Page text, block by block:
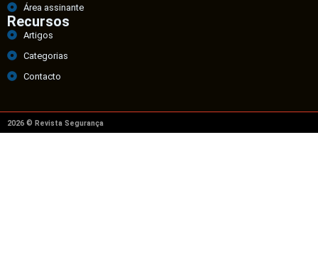
Área assinante
Recursos
Artigos
Categorias
Contacto
2026 © Revista Segurança